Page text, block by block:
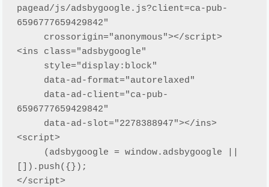
pagead/js/adsbygoogle.js?client=ca-pub-
6596777659429842"
<ins class="adsbygoogle"
6596777659429842"
<script>
[]).push({});
</script>